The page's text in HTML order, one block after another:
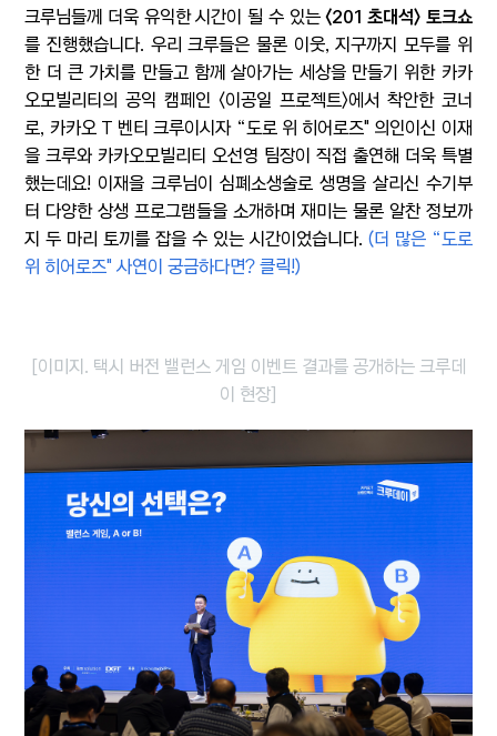
크루님들께 더욱 유익한 시간이 될 수 있는<201 초대석> 토크쇼
를 진행했습니다. 우리 크루들은 물론 이웃, 지구까지 모두를 위
한 더 큰 가치를 만들고 함께 살아가는 세상을 만들기 위한 카카
오모빌리티의 공익 캠페인 <이공일 프로젝트>에서 착안한 코너
로, 카카오 T 벤티 크루이시자 “도로 위 히어로즈" 의인이신 이재
을 크루와 카카오모빌리티 오선영 팀장이 직접 출연해 더욱 특별
했는데요! 이재을 크루님이 심폐소생술로 생명을 살리신 수기부
터 다양한 상생 프로그램들을 소개하며 재미는 물론 알찬 정보까
지 두 마리 토끼를 잡을 수 있는 시간이었습니다. (더 많은 “도로
위 히어로즈" 사연이 궁금하다면? 클릭!)
[이미지. 택시 버전 밸런스 게임 이벤트 결과를 공개하는 크루데
이 현장]